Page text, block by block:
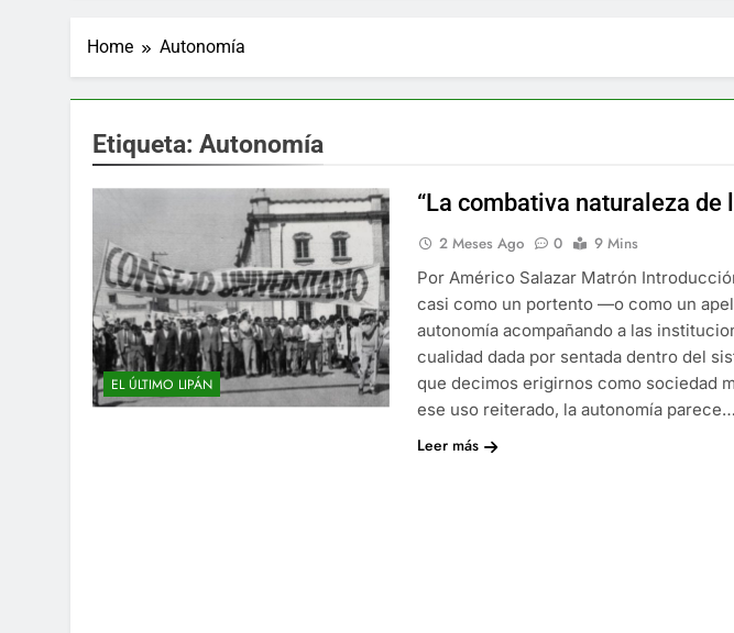
Home Autonomía
Etiqueta: Autonomía
EL ÚLTIMO LIPÁN
“La combativa naturaleza de
2 Meses Ago 0
9 Mins
Por Américo Salazar Matrón
casi como un portento —o como un
autonomía acompañando a las
cualidad dada por sentada dentro del
que decimos erigirnos como sociedad
ese uso reiterado, la autonomía parece…
Leer más